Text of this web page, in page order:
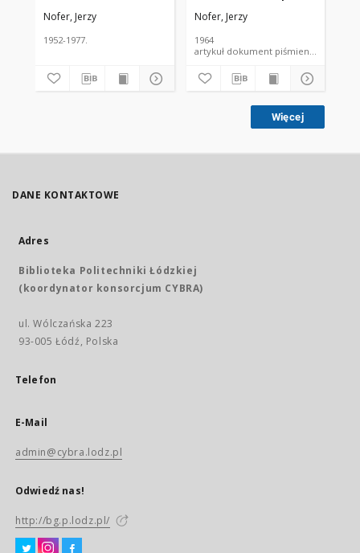
Nofer, Jerzy
1952-1977.
Nofer, Jerzy
1964
artykuł dokument piśmienniczy
Więcej
DANE KONTAKTOWE
Adres
Biblioteka Politechniki Łódzkiej
(koordynator konsorcjum CYBRA)
ul. Wólczańska 223
93-005 Łódź, Polska
Telefon
E-Mail
admin@cybra.lodz.pl
Odwiedź nas!
http://bg.p.lodz.pl/